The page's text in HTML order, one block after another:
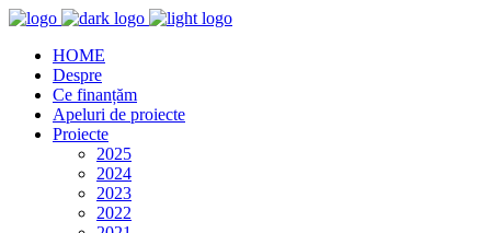
HOME
Despre
Ce finanțăm
Apeluri de proiecte
Proiecte
2025
2024
2023
2022